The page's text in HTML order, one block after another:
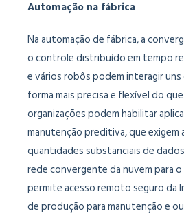
Automação na fábrica
Na automação de fábrica, a
o controle distribuído em tempo
e vários robôs podem interagir
forma mais precisa e flexível do
organizações podem habilitar
manutenção preditiva, que exigem
quantidades substanciais de
rede convergente da nuvem para
permite acesso remoto seguro da
de produção para manutenção e